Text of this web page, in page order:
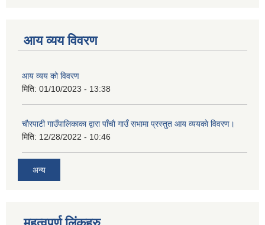
आय व्यय विवरण
आय व्यय को विवरण
मिति: 01/10/2023 - 13:38
चाैरपाटी गाउँपालिकाका द्वारा पाँचाै गाउँ सभामा प्रस्तुत आय व्ययकाे विवरण।
मिति: 12/28/2022 - 10:46
अन्य